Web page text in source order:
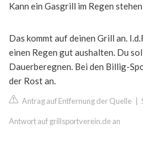
Kann ein Gasgrill im Regen
Das kommt auf deinen Grill an.
einen Regen gut aushalten. Du
Dauerberegnen. Bei den Billig-
der Rost an.
Antrag auf Entfernung der Quelle
Antwort auf grillsportverein.de an